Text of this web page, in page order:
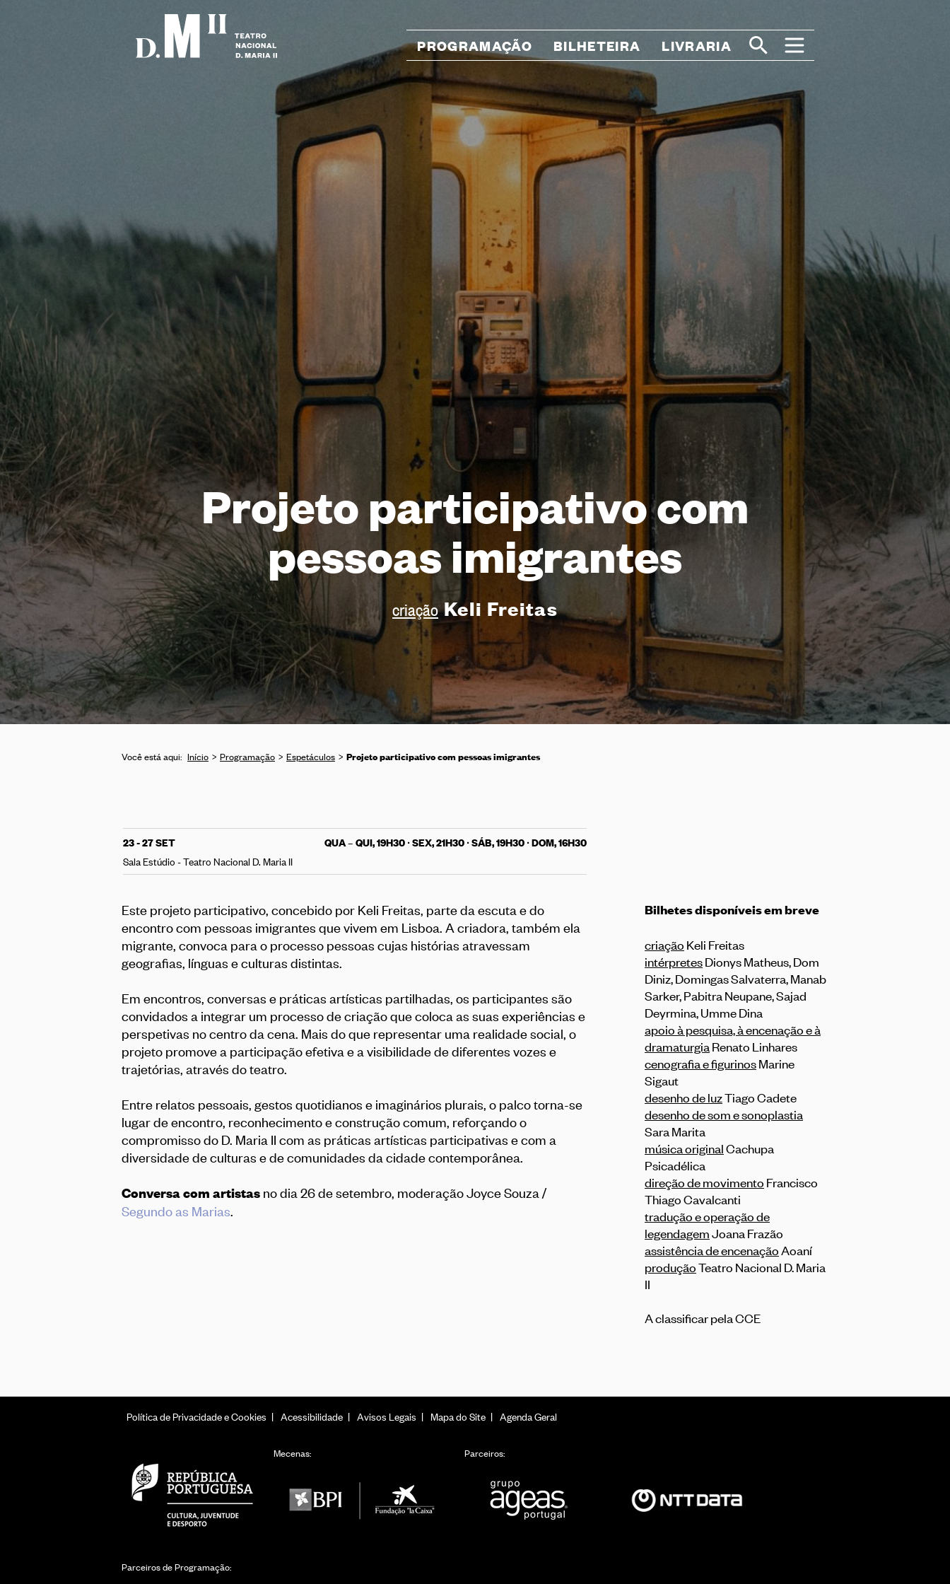
PROGRAMAÇÃO BILHETEIRA LIVRARIA
Projeto participativo com
pessoas imigrantes
criação Keli Freitas
Você está aqui: Início Programação Espetáculos Projeto participativo com pessoas imigrantes
23 - 27 SET
QUA – QUI, 19H30 ∙ SEX, 21H30 ∙ SÁB, 19H30 ∙ DOM, 16H30
Sala Estúdio - Teatro Nacional D. Maria II
Este projeto participativo, concebido por Keli Freitas, parte da escuta e do
encontro com pessoas imigrantes que vivem em Lisboa. A criadora, também ela
migrante, convoca para o processo pessoas cujas histórias atravessam
geografias, línguas e culturas distintas.
Em encontros, conversas e práticas artísticas partilhadas, os participantes são
convidados a integrar um processo de criação que coloca as suas experiências e
perspetivas no centro da cena. Mais do que representar uma realidade social, o
projeto promove a participação efetiva e a visibilidade de diferentes vozes e
trajetórias, através do teatro.
Entre relatos pessoais, gestos quotidianos e imaginários plurais, o palco torna-se
lugar de encontro, reconhecimento e construção comum, reforçando o
compromisso do D. Maria II com as práticas artísticas participativas e com a
diversidade de culturas e de comunidades da cidade contemporânea.
Conversa com artistas no dia 26 de setembro, moderação Joyce Souza /
Segundo as Marias.
Bilhetes disponíveis em breve
criação Keli Freitas
intérpretesDionys Matheus, Dom
Diniz, Domingas Salvaterra, Manab
Sarker, Pabitra Neupane, Sajad
Deyrmina, Umme Dina
apoio à pesquisa, à encenação e à
dramaturgia Renato Linhares
cenografia e figurinosMarine
Sigaut
desenho de luzTiago Cadete
desenho de som e sonoplastia
Sara Marita
música originalCachupa
Psicadélica
direção de movimento Francisco
Thiago Cavalcanti
tradução e operação de
legendagemJoana Frazão
assistência de encenaçãoAoaní
produçãoTeatro Nacional D. Maria
II
A classificar pela CCE
Política de Privacidade e Cookies Acessibilidade Avisos Legais Mapa do Site Agenda Geral
Mecenas: Parceiros:
Parceiros de Programação: